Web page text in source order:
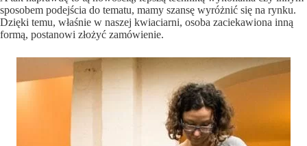
sposobem podejścia do tematu, mamy szansę wyróżnić się na rynku.
Dzięki temu, właśnie w naszej kwiaciarni, osoba zaciekawiona inną
formą, postanowi złożyć zamówienie.